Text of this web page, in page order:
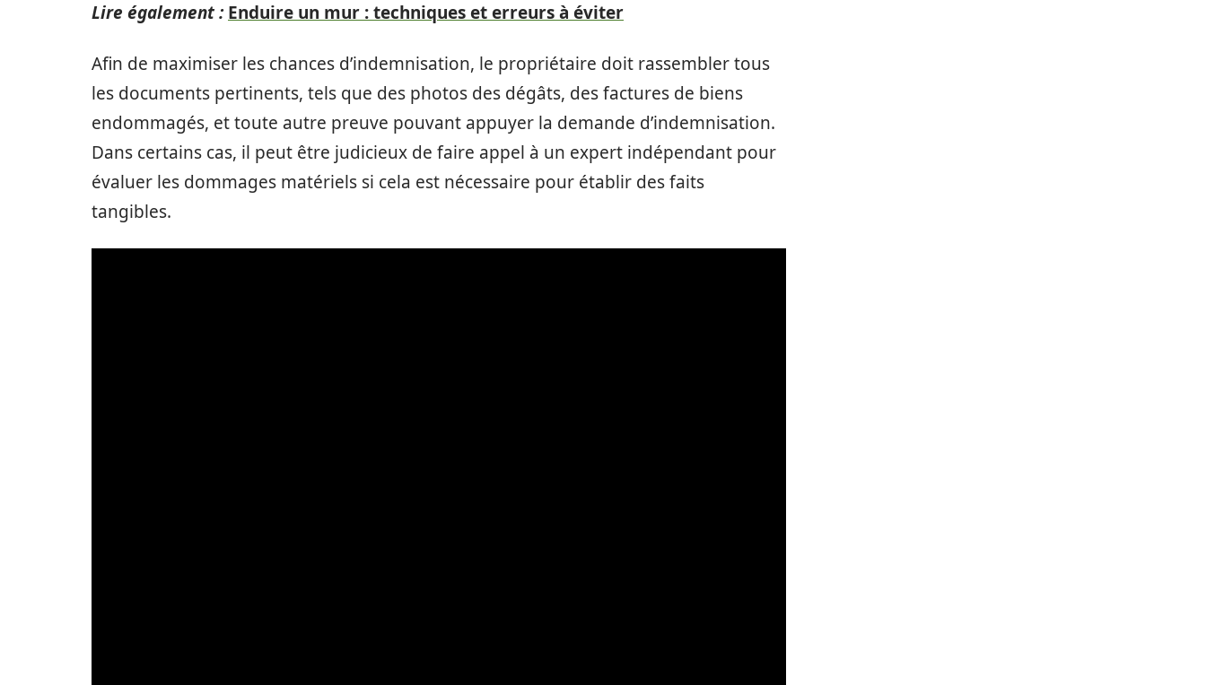
Lire également : Enduire un mur : techniques et erreurs à éviter
Afin de maximiser les chances d’indemnisation, le propriétaire doit rassembler tous
les documents pertinents, tels que des photos des dégâts, des factures de biens
endommagés, et toute autre preuve pouvant appuyer la demande d’indemnisation.
Dans certains cas, il peut être judicieux de faire appel à un expert indépendant pour
évaluer les dommages matériels si cela est nécessaire pour établir des faits
tangibles.